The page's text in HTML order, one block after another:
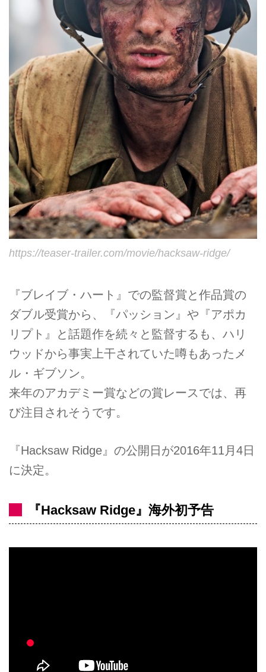
https://teaser-trailer.com/movie/hacksaw-ridge/
『ブレイブ・ハート』での監督賞と作品賞の
ダブル受賞から、『パッション』や『アポカ
リプト』と話題作を続々と監督するも、ハリ
ウッドから事実上干されていた噂もあったメ
ル・ギブソン。
来年のアカデミー賞などの賞レースでは、再
び注目されそうです。
『Hacksaw Ridge』の公開日が2016年11月4日
に決定。
『Hacksaw Ridge』海外初予告